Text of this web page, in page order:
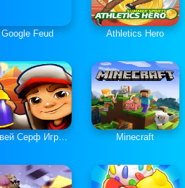
Google Feud Athletics Hero
Сабвей Серф Играть Онлайн Minecraft